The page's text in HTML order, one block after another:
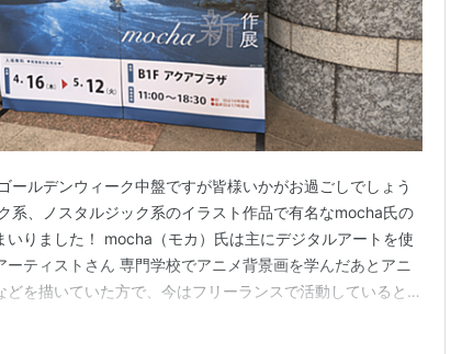
ールデンウィーク中盤ですが皆様いかがお過ごしでしょう
系、ノスタルジック系のイラスト作品で有名なmocha氏の
いりました！ mocha（モカ）氏は主にデジタルアートを使
ーティストさん 専門学校でアニメ背景画を学んだあとアニ
どを描いていた方で、今はフリーランスで活動しているとの
いのイメージしかなく、詳しくは知りませんでした(笑) 今